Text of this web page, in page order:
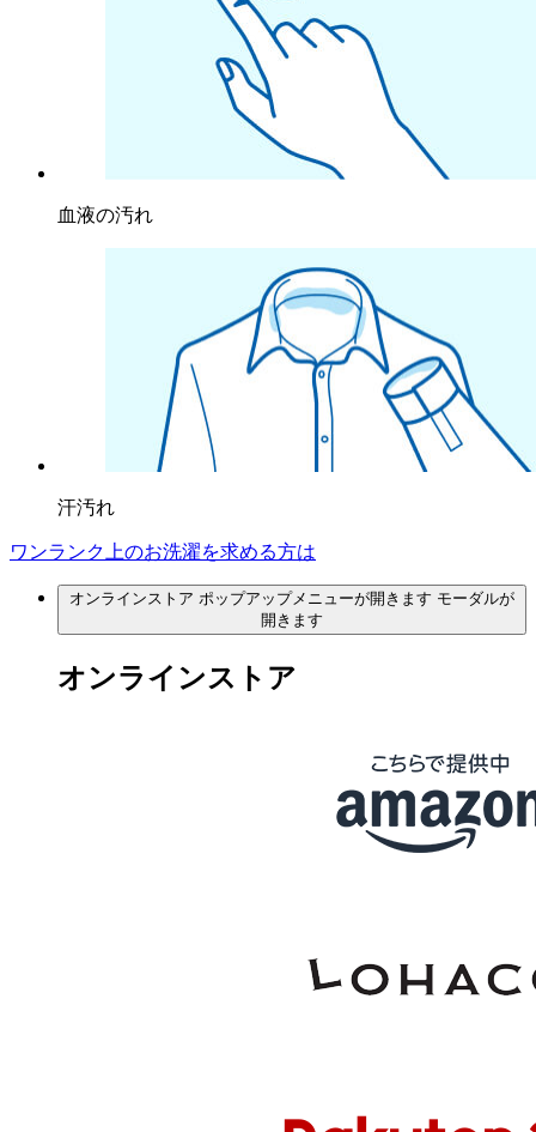
血液の汚れ
汗汚れ
ワンランク上のお洗濯を求める方は
オンラインストア ポップアップメニューが開きます モーダルが
開きます
オンラインストア